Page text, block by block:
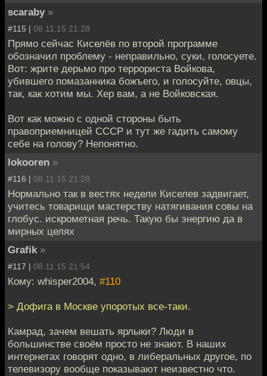
scaraby »
#115 | 08.11.15 21:28
Прямо сейчас Киселёв по второй программе
обозначил проблему - неправильно, суки, голосуете.
Вот: жрите дерьмо про террориста Войкова,
убившего помазанника божъего, и голосуйте, овцы,
так, как хотим мы. Хер вам, а не Войковская.
Вот как можно с одной стороны быть
правоприемницей СССР и тут же гадить самому
себе на голову? Непонятно.
lokooren »
#116 | 08.11.15 21:28
Нормально так в вестях недели Киселев задвигает,
учитесь товарищи мастерству натягивания совы на
глобус. искрометная речь. Такую бы энергию да в
мирных целях
Grafik »
#117 | 08.11.15 21:54
Кому: whisper2004, #110
> Дофига в Москве упоротых все-таки.
Камрад, зачем вешать ярлыки? Люди в
большинстве своём просто не знают. В наших
интернетах говорят одно, в либеральных другое, по
телевизору вообще показывают неизвестно что.